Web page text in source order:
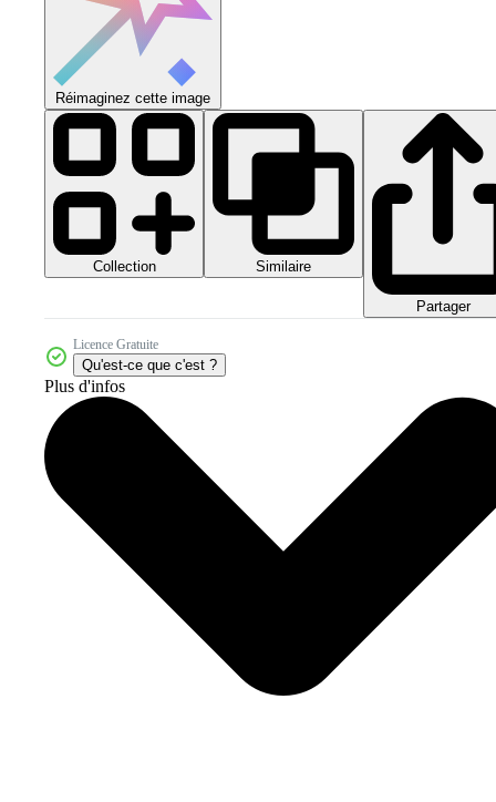
Réimaginez cette image
Collection Similaire
Partager
Licence Gratuite
Qu'est-ce que c'est ?
Plus d'infos